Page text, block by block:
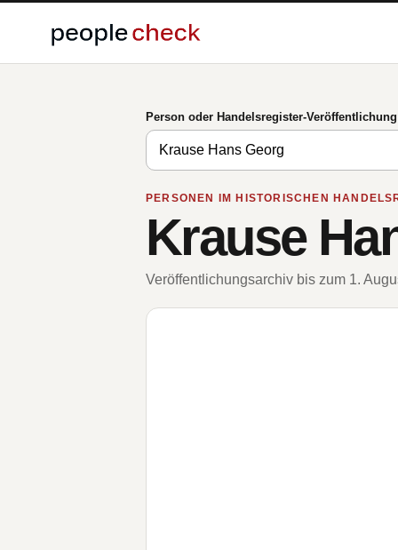
Person oder Handelsregister-
PERSONEN IM HISTORISCHEN
Krause
Veröffentlichungsarchiv bis zum 1.